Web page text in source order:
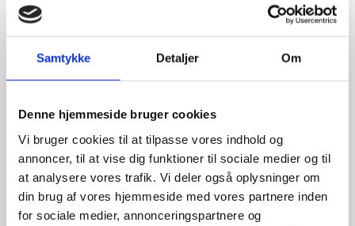
Samtykke Detaljer Om
Denne hjemmeside bruger cookies
Vi bruger cookies til at tilpasse vores indhold og
annoncer, til at vise dig funktioner til sociale medier og til
at analysere vores trafik. Vi deler også oplysninger om
din brug af vores hjemmeside med vores partnere inden
for sociale medier, annonceringspartnere og